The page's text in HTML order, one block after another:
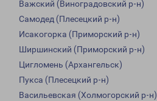
Важский (Виноградовский р-н)
Самодед (Плесецкий р-н)
Исакогорка (Приморский р-н)
Ширшинский (Приморский р-н)
Цигломень (Архангельск)
Пукса (Плесецкий р-н)
Васильевская (Холмогорский р-н)